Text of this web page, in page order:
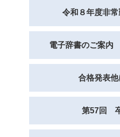
令和８年度非
電子辞書のご案内
合格発表
第57回